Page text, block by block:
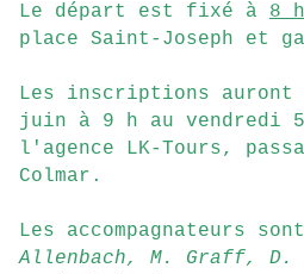
Le départ est fixé à 8
place Saint-Joseph et
Les inscriptions
juin à 9 h au vendredi
l'agence LK-Tours,
Colmar.
Les accompagnateurs
Allenbach, M. Graff, D.